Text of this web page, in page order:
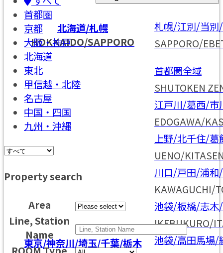
北海道/札幌
HOKKAIDO/SAPPORO
札幌/江別/当別
SAPPORO/
東京/神奈川/埼玉/千葉/栃木
首都圏全域
SHUTOKEN
江戸川/葛西/
EDOGAWA/
上野/北千住/
UENO/
川口/戸田/浦
KAWAGUCHI/
池袋/板橋/志
IKEBUKURO/
池袋/高田馬場/
首都圏
京都
大阪・神戸
北海道
東北
甲信越・北陸
名古屋
中国・四国
九州・沖縄
Property search
Area
Line, Station
Name